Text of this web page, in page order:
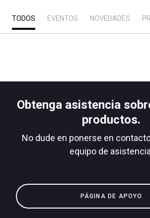
TODOS EVENTOS NOVEDADES
Obtenga asistencia
productos.
No dude en ponerse en
equipo de
PÁGINA DE APOYO
Productos
Sostenibilidad
Contacto